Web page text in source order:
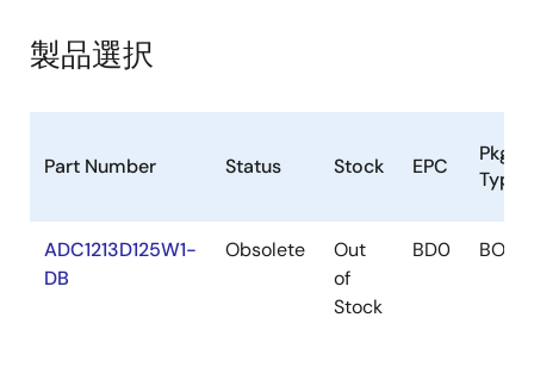
製品選択
Part Number Status Stock EPC
Pkg.
Type
ADC1213D125W1-
DB
Obsolete
Out
of
Stock
BD0